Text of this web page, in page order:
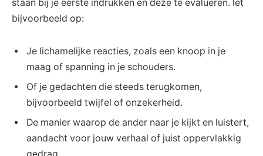
staan ‍bij je eerste indrukken ​en deze te‍ evalueren. ⁤let
bijvoorbeeld op:
Je ​lichamelijke reacties, zoals een knoop in je
⁤maag of spanning in je schouders.
Of​ je gedachten die steeds​ terugkomen,
⁢bijvoorbeeld twijfel⁢ of onzekerheid.
De manier​ waarop de ander naar ⁣je kijkt en luistert,
aandacht voor jouw verhaal of juist oppervlakkig